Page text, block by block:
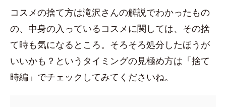
コスメの捨て方は滝沢さんの解説でわかったもの
の、中身の入っているコスメに関しては、その捨
て時も気になるところ。そろそろ処分したほうが
いいかも？というタイミングの見極め方は「捨て
時編」でチェックしてみてくださいね。